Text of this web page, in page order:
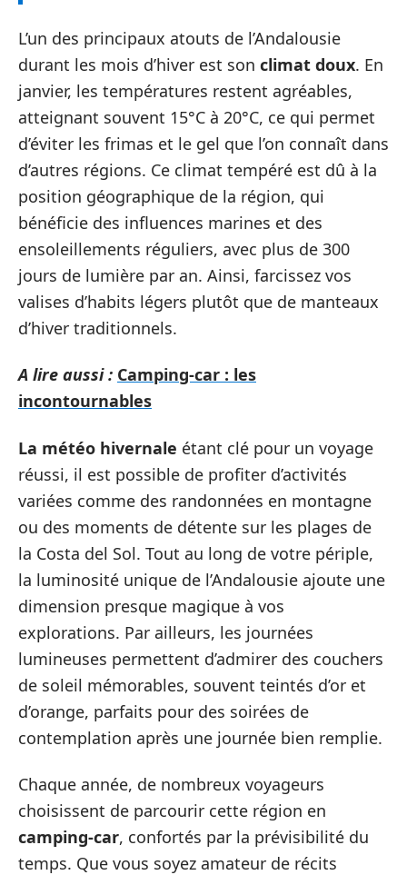
L’un des principaux atouts de l’Andalousie
durant les mois d’hiver est son climat doux. En
janvier, les températures restent agréables,
atteignant souvent 15°C à 20°C, ce qui permet
d’éviter les frimas et le gel que l’on connaît dans
d’autres régions. Ce climat tempéré est dû à la
position géographique de la région, qui
bénéficie des influences marines et des
ensoleillements réguliers, avec plus de 300
jours de lumière par an. Ainsi, farcissez vos
valises d’habits légers plutôt que de manteaux
d’hiver traditionnels.
A lire aussi : Camping-car : les
incontournables
La météo hivernale étant clé pour un voyage
réussi, il est possible de profiter d’activités
variées comme des randonnées en montagne
ou des moments de détente sur les plages de
la Costa del Sol. Tout au long de votre périple,
la luminosité unique de l’Andalousie ajoute une
dimension presque magique à vos
explorations. Par ailleurs, les journées
lumineuses permettent d’admirer des couchers
de soleil mémorables, souvent teintés d’or et
d’orange, parfaits pour des soirées de
contemplation après une journée bien remplie.
Chaque année, de nombreux voyageurs
choisissent de parcourir cette région en
camping-car, confortés par la prévisibilité du
temps. Que vous soyez amateur de récits